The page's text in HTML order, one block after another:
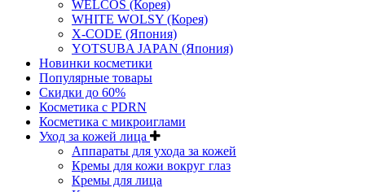
WELCOS (Корея)
WHITE WOLSY (Корея)
X-CODE (Япония)
YOTSUBA JAPAN (Япония)
Новинки косметики
Популярные товары
Скидки до 60%
Косметика с PDRN
Косметика с микроиглами
Уход за кожей лица
Аппараты для ухода за кожей
Кремы для кожи вокруг глаз
Кремы для лица